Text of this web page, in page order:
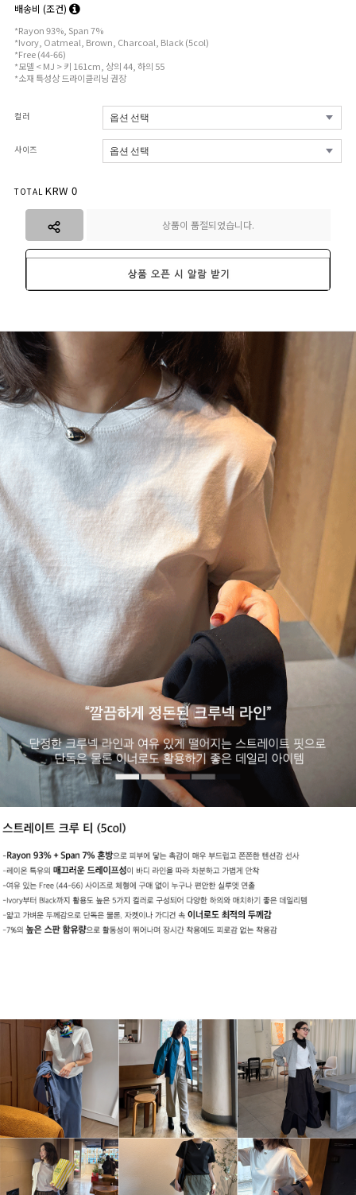
배송비 (조건)
*Rayon 93%, Span 7%
*Ivory, Oatmeal, Brown, Charcoal, Black (5col)
*Free (44-66)
*모델 < MJ > 키 161cm, 상의 44, 하의 55
*소재 특성상 드라이클리닝 권장
컬러
사이즈
TOTAL KRW 0
상품이 품절되었습니다.